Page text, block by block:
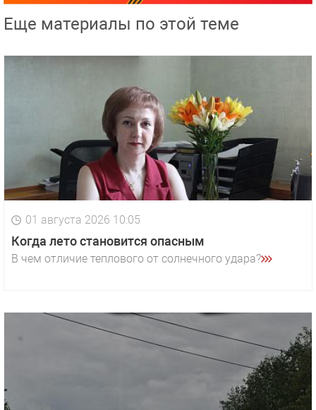
Еще материалы по этой теме
01 августа 2026 10:05
Когда лето становится опасным
В чем отличие теплового от солнечного удара?